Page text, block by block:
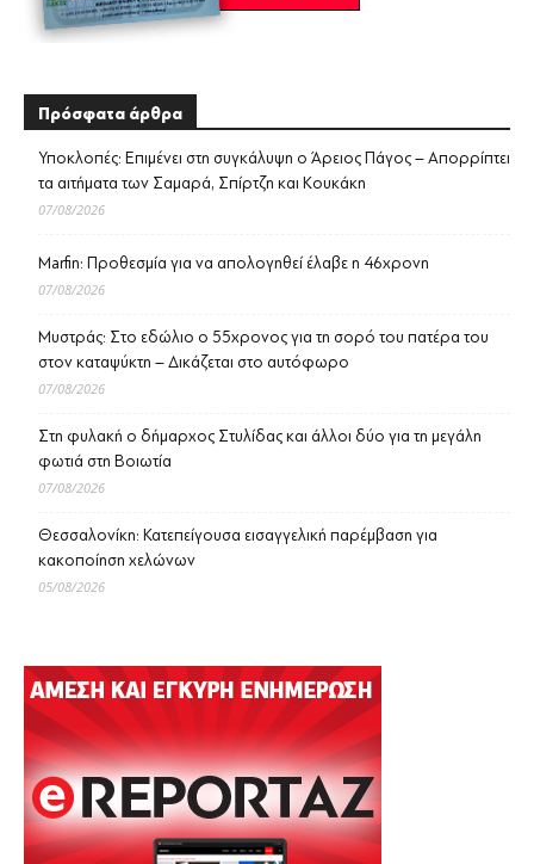
Πρόσφατα άρθρα
Υποκλοπές: Επιμένει στη συγκάλυψη ο Άρειος Πάγος – Απορρίπτει
τα αιτήματα των Σαμαρά, Σπίρτζη και Κουκάκη
07/08/2026
Marfin: Προθεσμία για να απολογηθεί έλαβε η 46χρονη
07/08/2026
Μυστράς: Στο εδώλιο ο 55χρονος για τη σορό του πατέρα του
στον καταψύκτη – Δικάζεται στο αυτόφωρο
07/08/2026
Στη φυλακή ο δήμαρχος Στυλίδας και άλλοι δύο για τη μεγάλη
φωτιά στη Βοιωτία
07/08/2026
Θεσσαλονίκη: Κατεπείγουσα εισαγγελική παρέμβαση για
κακοποίηση χελώνων
05/08/2026